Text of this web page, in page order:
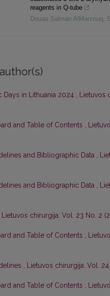
reagents in Q-tube
Douaa Salman AlMarzouq,
Days in Lithuania 2024 , Lietuvos
and Table of Contents ,
and Bibliographic Data ,
and Bibliographic Data ,
Lietuvos chirurgija: Vol. 23 No. 2
and Table of Contents ,
, Lietuvos chirurgija: Vol.
and Table of Contents ,